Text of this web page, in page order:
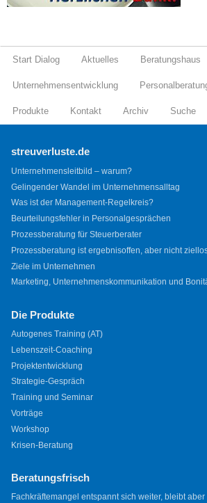
Start Dialog Aktuelles Beratungshaus
Unternehmensentwicklung
Produkte Kontakt Archiv Suche
streuverluste.de
Unternehmensleitbild – warum?
Gelingender Wandel im Unternehmensalltag
Was ist der Management-Regelkreis?
Beurteilungsfehler in Personalgesprächen
Prozessberatung für Steuerberater
Prozessberatung ist ergebnisoffen, aber nicht
Ziele im Unternehmen
Marketing, Unternehmenskommunikation und
Die Produkte
Autogenes Training (AT)
Lebenszeit-Coaching
Projektentwicklung
Strategie-Gespräch
Training und Seminar
Vorträge
Workshop
Krisen-Beratung
Beratungsfrisch
Fachkräftemangel entspannt sich weiter, bleibt aber